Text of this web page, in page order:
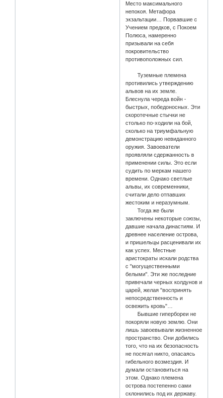
Место максимального
непокоя. Метафора
экзальтации… Порвавшие с
Учением предков, с Покоем
Полюса, намеренно
призывали на себя
покровительство
противоположных сил.
Туземные племена
противились утверждению
альвов на их земле.
Блеснула череда войн -
быстрых, победоносных. Эти
скоротечные стычки не
столько по-ходили на бой,
сколько на триумфальную
демонстрацию невиданного
оружия. Завоеватели
проявляли сдержанность в
применении силы. Это если
судить по меркам нашего
времени. Однако светлые
альвы, их современники,
считали дело отпавших
жестоким и неразумным.
Тогда же были
заключены некоторые союзы,
давшие начала династиям. И
древнее население острова,
и пришельцы расценивали их
как успех. Местные
аристократы искали родства
с "могущественными
белыми". Эти же последние
привечали черных колдунов и
царей, желая "воспринять
непосредственность и
освежить кровь"…
Бывшие гипербореи не
покоряли новую землю. Они
лишь завоевывали жизненное
пространство. Они добились
того, что на их безопасность
не посягал никто, опасаясь
гибельного возмездия. И
думали остановиться на
этом. Однако племена
острова постепенно сами
склонились под их державу.